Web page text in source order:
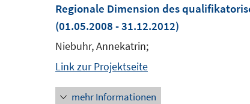
Regionale Dimension des
(01.05.2008 - 31.12.2012)
Niebuhr, Annekatrin;
Link zur Projektseite
mehr Informationen